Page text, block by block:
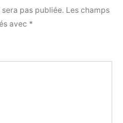
pas publiée. Les champs
avec *